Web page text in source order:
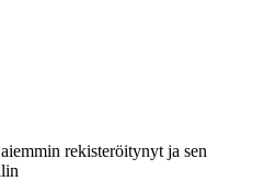
rekisteröitynyt ja sen